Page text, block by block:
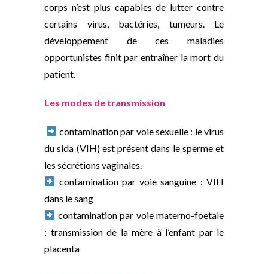
corps n’est plus capables de lutter contre
certains virus, bactéries, tumeurs. Le
développement de ces maladies
opportunistes finit par entraîner la mort du
patient.
Les modes de transmission
contamination par voie sexuelle : le virus
du sida (VIH) est présent dans le sperme et
les sécrétions vaginales.
contamination par voie sanguine : VIH
dans le sang
contamination par voie materno-foetale
: transmission de la mère à l’enfant par le
placenta